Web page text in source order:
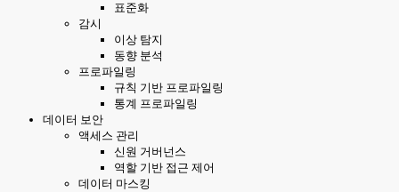
표준화
감시
이상 탐지
동향 분석
프로파일링
규칙 기반 프로파일링
통계 프로파일링
데이터 보안
액세스 관리
신원 거버넌스
역할 기반 접근 제어
데이터 마스킹